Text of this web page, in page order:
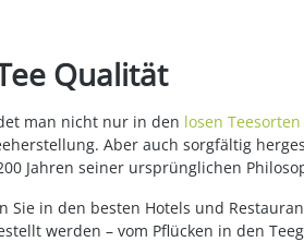
Qualität
man nicht nur in den losen Teesorten
Aber auch sorgfältig
Jahren seiner ursprünglichen
Sie in den besten Hotels und
werden – vom Pflücken in den